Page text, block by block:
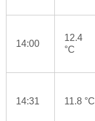
14:00
12.4
°C
14:31 11.8 °C